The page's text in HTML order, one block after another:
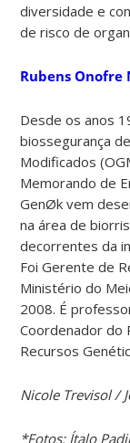
diversidade e
de risco de
Rubens Onofre
Desde os anos
biossegurança
Modificados
Memorando de
GenØk vem
na área de
decorrentes da
Foi Gerente de
Ministério do
2008. É
Coordenador do
Recursos
Nicole Trevisol /
*Fotos: Ítalo